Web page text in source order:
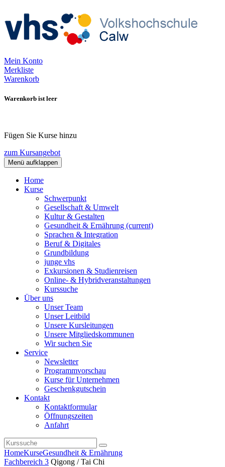
Mein Konto
Merkliste
Warenkorb
Warenkorb ist leer
Fügen Sie Kurse hinzu
zum Kursangebot
Menü aufklappen
Home
Kurse
Schwerpunkt
Gesellschaft & Umwelt
Kultur & Gestalten
Gesundheit & Ernährung (current)
Sprachen & Integration
Beruf & Digitales
Grundbildung
junge vhs
Exkursionen & Studienreisen
Online- & Hybridveranstaltungen
Kurssuche
Über uns
Unser Team
Unser Leitbild
Unsere Kursleitungen
Unsere Mitgliedskommunen
Wir suchen Sie
Service
Newsletter
Programmvorschau
Kurse für Unternehmen
Geschenkgutschein
Kontakt
Kontaktformular
Öffnungszeiten
Anfahrt
HomeKurseGesundheit & Ernährung
Fachbereich 3 Qigong / Tai Chi